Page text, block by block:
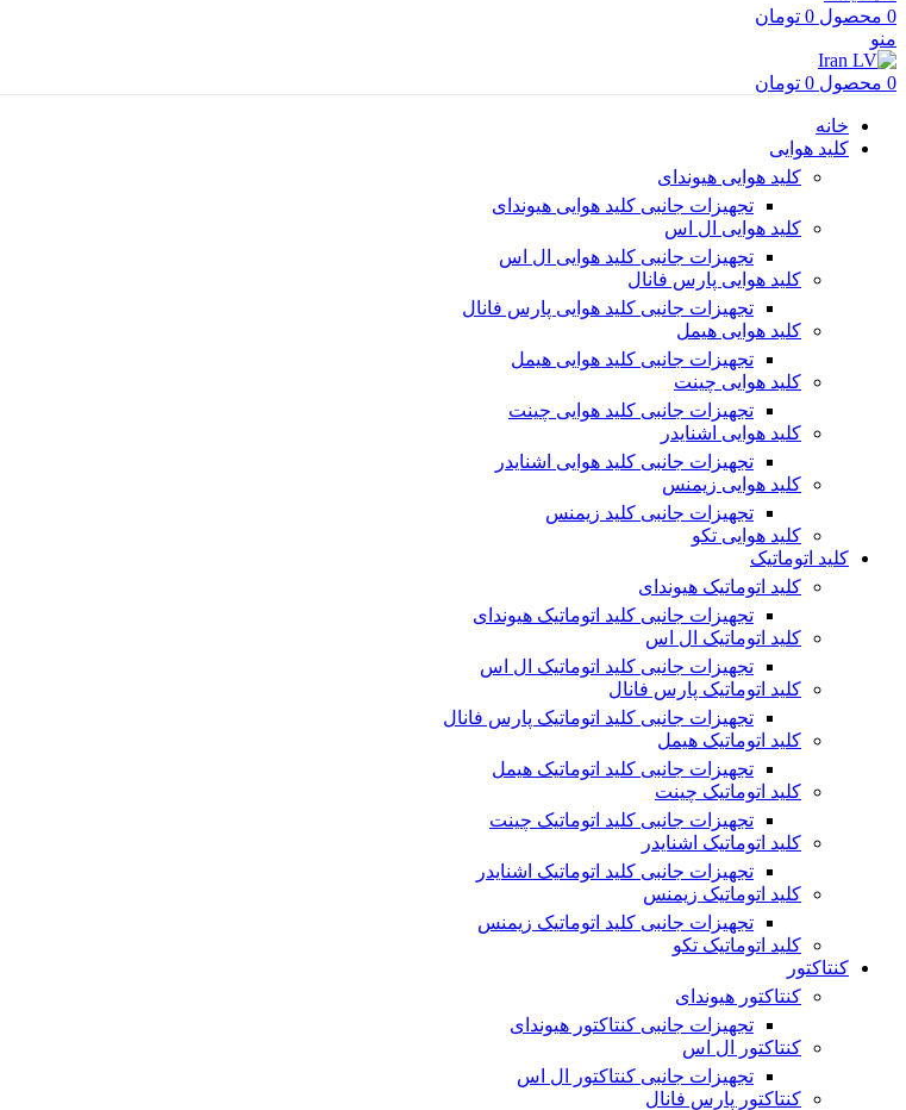
0 محصول 0 تومان
منو
0 محصول 0 تومان
خانه
کلید هوایی
کلید هوایی هیوندای
تجهیزات جانبی کلید هوایی هیوندای
کلید هوایی ال اس
تجهیزات جانبی کلید هوایی ال اس
کلید هوایی پارس فانال
تجهیزات جانبی کلید هوایی پارس فانال
کلید هوایی هیمل
تجهیزات جانبی کلید هوایی هیمل
کلید هوایی چینت
تجهیزات جانبی کلید هوایی چینت
کلید هوایی اشنایدر
تجهیزات جانبی کلید هوایی اشنایدر
کلید هوایی زیمنس
تجهیزات جانبی کلید زیمنس
کلید هوایی تکو
کلید اتوماتیک
کلید اتوماتیک هیوندای
تجهیزات جانبی کلید اتوماتیک هیوندای
کلید اتوماتیک ال اس
تجهیزات جانبی کلید اتوماتیک ال اس
کلید اتوماتیک پارس فانال
تجهیزات جانبی کلید اتوماتیک پارس فانال
کلید اتوماتیک هیمل
تجهیزات جانبی کلید اتوماتیک هیمل
کلید اتوماتیک چینت
تجهیزات جانبی کلید اتوماتیک چینت
کلید اتوماتیک اشنایدر
تجهیزات جانبی کلید اتوماتیک اشنایدر
کلید اتوماتیک زیمنس
تجهیزات جانبی کلید اتوماتیک زیمنس
کلید اتوماتیک تکو
کنتاکتور
کنتاکتور هیوندای
تجهیزات جانبی کنتاکتور هیوندای
کنتاکتور ال اس
تجهیزات جانبی کنتاکتور ال اس
کنتاکتور پارس فانال